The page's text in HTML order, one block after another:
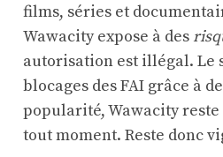
films, séries et
Wawacity expose à des
autorisation est illégal. Le
blocages des FAI grâce à
popularité, Wawacity
tout moment. Reste donc